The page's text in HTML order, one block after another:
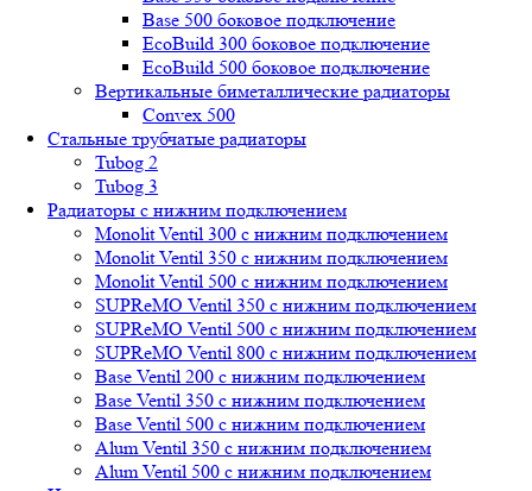
Base 500 боковое подключение
EcoBuild 300 боковое подключение
EcoBuild 500 боковое подключение
Вертикальные биметаллические радиаторы
Convex 500
Стальные трубчатые радиаторы
Tubog 2
Tubog 3
Радиаторы с нижним подключением
Monolit Ventil 300 с нижним подключением
Monolit Ventil 350 с нижним подключением
Monolit Ventil 500 с нижним подключением
SUPReMO Ventil 350 с нижним подключением
SUPReMO Ventil 500 с нижним подключением
SUPReMO Ventil 800 с нижним подключением
Base Ventil 200 с нижним подключением
Base Ventil 350 с нижним подключением
Base Ventil 500 с нижним подключением
Alum Ventil 350 с нижним подключением
Alum Ventil 500 с нижним подключением